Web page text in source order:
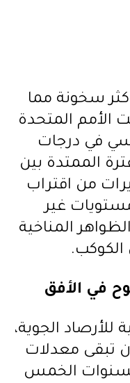
سخونة مما
الأمم المتحدة
في درجات
الممتدة بين
تحذيرات من اقتراب
مستويات غير
المناخية
الكوكب.
في الأفق
الجوية،
أن تبقى معدلات
السنوات الخمس